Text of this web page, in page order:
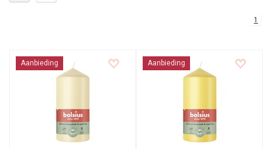
1
Aanbieding Aanbieding